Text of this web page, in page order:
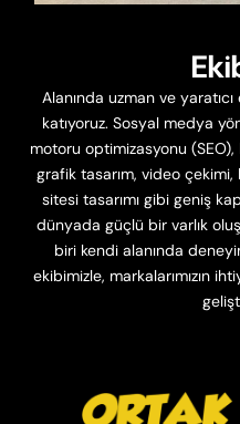
Alanında uzman ve
katıyoruz. Sosyal medya
motoru optimizasyonu (SEO),
grafik tasarım, video
sitesi tasarımı gibi geniş
dünyada güçlü bir varlık
biri kendi alanında
ekibimizle, markalarımızın